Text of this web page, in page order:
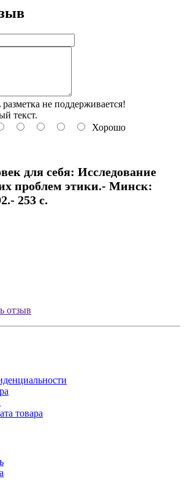
не поддерживается!
текст.
Хорошо
для себя: Исследование
проблем этики.- Минск:
253 с.
отзыв
товара